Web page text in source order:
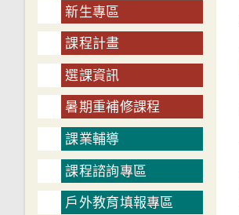
新生專區
課程計畫
選課資訊
暑期重補修課程
課業輔導
課程諮詢專區
戶外教育填報專區